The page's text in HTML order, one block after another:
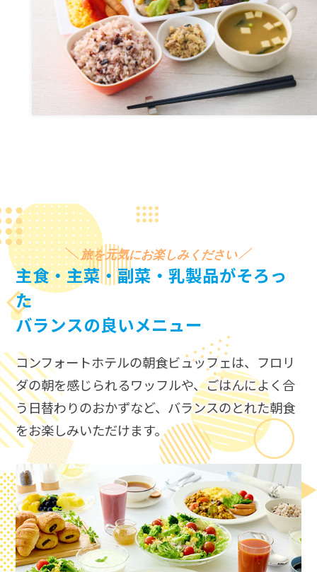
旅を元気にお楽しみください
主食・主菜・副菜・乳製品がそろっ
た
バランスの良いメニュー
コンフォートホテルの朝食ビュッフェは、​ フロリ
ダの朝を感じられるワッフルや、ごはんによく合
う日替わりのおかずなど、​ バランスのとれた朝食
をお楽しみいただけます。​